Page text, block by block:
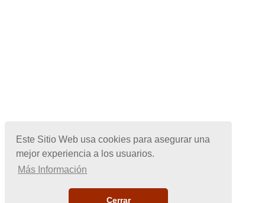
Este Sitio Web usa cookies para asegurar una
mejor experiencia a los usuarios.
Más Información
Cerrar